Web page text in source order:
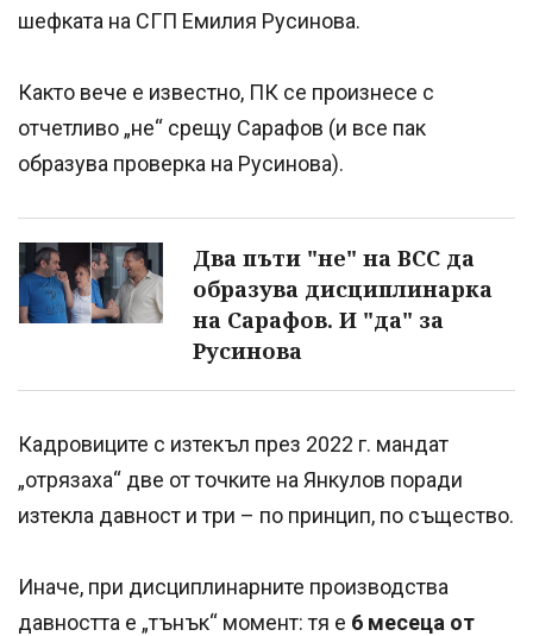
шефката на СГП Емилия Русинова.
Както вече е известно, ПК се произнесе с
отчетливо „не“ срещу Сарафов (и все пак
образува проверка на Русинова).
Два пъти "не" на ВСС да
образува дисциплинарка
на Сарафов. И "да" за
Русинова
Кадровиците с изтекъл през 2022 г. мандат
„отрязаха“ две от точките на Янкулов поради
изтекла давност и три – по принцип, по същество.
Иначе, при дисциплинарните производства
давността е „тънък“ момент: тя е 6 месеца от